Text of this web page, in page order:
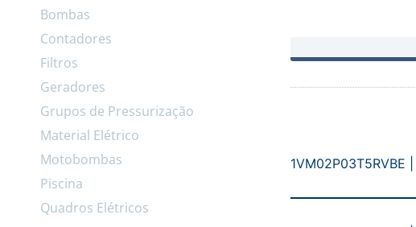
Bombas
Contadores
Filtros
Geradores
Grupos de Pressurização
Material Elétrico
Motobombas
Piscina
Quadros Elétricos
1VM02P03T5RVBE